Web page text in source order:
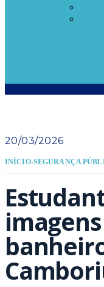
20/03/2026
INÍCIO›SEGURANÇA